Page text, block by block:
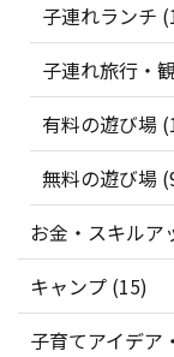
子連れランチ
子連れ旅行・
有料の遊び場
無料の遊び場
お金・スキルア
キャンプ (15)
子育てアイデア